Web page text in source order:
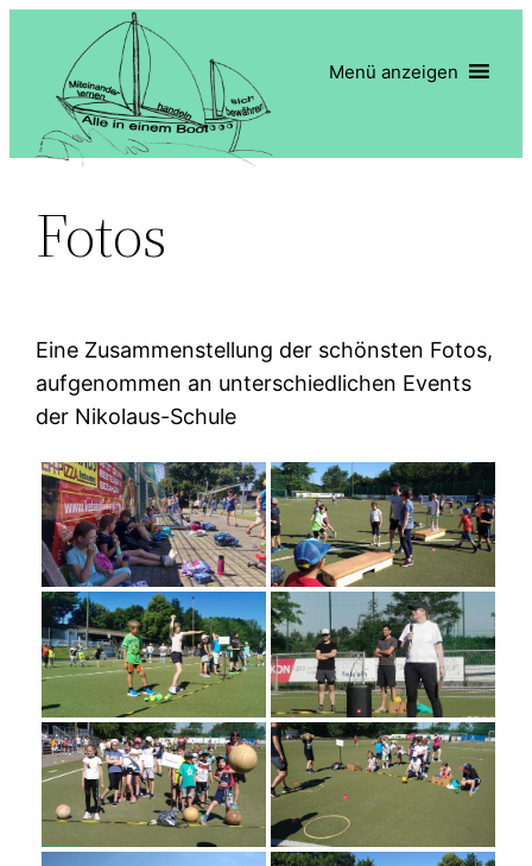
springen
Menü anzeigen
Fotos
Eine Zusammenstellung der schönsten Fotos,
aufgenommen an unterschiedlichen Events
der Nikolaus-Schule